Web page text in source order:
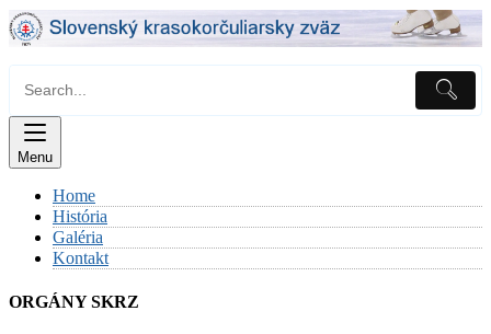
Skip
to
Menu
Home
História
Galéria
Kontakt
ORGÁNY SKRZ